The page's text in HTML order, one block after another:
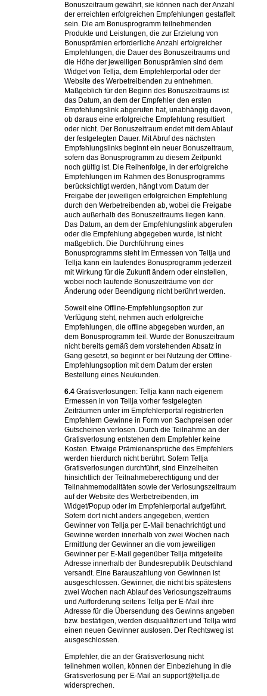
Bonuszeitraum gewährt, sie können nach der Anzahl
der erreichten erfolgreichen Empfehlungen gestaffelt
sein. Die am Bonusprogramm teilnehmenden
Produkte und Leistungen, die zur Erzielung von
Bonusprämien erforderliche Anzahl erfolgreicher
Empfehlungen, die Dauer des Bonuszeitraums und
die Höhe der jeweiligen Bonusprämien sind dem
Widget von Tellja, dem Empfehlerportal oder der
Website des Werbetreibenden zu entnehmen.
Maßgeblich für den Beginn des Bonuszeitraums ist
das Datum, an dem der Empfehler den ersten
Empfehlungslink abgerufen hat, unabhängig davon,
ob daraus eine erfolgreiche Empfehlung resultiert
oder nicht. Der Bonuszeitraum endet mit dem Ablauf
der festgelegten Dauer. Mit Abruf des nächsten
Empfehlungslinks beginnt ein neuer Bonuszeitraum,
sofern das Bonusprogramm zu diesem Zeitpunkt
noch gültig ist. Die Reihenfolge, in der erfolgreiche
Empfehlungen im Rahmen des Bonusprogramms
berücksichtigt werden, hängt vom Datum der
Freigabe der jeweiligen erfolgreichen Empfehlung
durch den Werbetreibenden ab, wobei die Freigabe
auch außerhalb des Bonuszeitraums liegen kann.
Das Datum, an dem der Empfehlungslink abgerufen
oder die Empfehlung abgegeben wurde, ist nicht
maßgeblich. Die Durchführung eines
Bonusprogramms steht im Ermessen von Tellja und
Tellja kann ein laufendes Bonusprogramm jederzeit
mit Wirkung für die Zukunft ändern oder einstellen,
wobei noch laufende Bonuszeiträume von der
Änderung oder Beendigung nicht berührt werden.
Soweit eine Offline-Empfehlungsoption zur
Verfügung steht, nehmen auch erfolgreiche
Empfehlungen, die offline abgegeben wurden, an
dem Bonusprogramm teil. Wurde der Bonuszeitraum
nicht bereits gemäß dem vorstehenden Absatz in
Gang gesetzt, so beginnt er bei Nutzung der Offline-
Empfehlungsoption mit dem Datum der ersten
Bestellung eines Neukunden.
6.4 Gratisverlosungen: Tellja kann nach eigenem
Ermessen in von Tellja vorher festgelegten
Zeiträumen unter im Empfehlerportal registrierten
Empfehlern Gewinne in Form von Sachpreisen oder
Gutscheinen verlosen. Durch die Teilnahme an der
Gratisverlosung entstehen dem Empfehler keine
Kosten. Etwaige Prämienansprüche des Empfehlers
werden hierdurch nicht berührt. Sofern Tellja
Gratisverlosungen durchführt, sind Einzelheiten
hinsichtlich der Teilnahmeberechtigung und der
Teilnahmemodalitäten sowie der Verlosungszeitraum
auf der Website des Werbetreibenden, im
Widget/Popup oder im Empfehlerportal aufgeführt.
Sofern dort nicht anders angegeben, werden
Gewinner von Tellja per E-Mail benachrichtigt und
Gewinne werden innerhalb von zwei Wochen nach
Ermittlung der Gewinner an die vom jeweiligen
Gewinner per E-Mail gegenüber Tellja mitgeteilte
Adresse innerhalb der Bundesrepublik Deutschland
versandt. Eine Barauszahlung von Gewinnen ist
ausgeschlossen. Gewinner, die nicht bis spätestens
zwei Wochen nach Ablauf des Verlosungszeitraums
und Aufforderung seitens Tellja per E-Mail ihre
Adresse für die Übersendung des Gewinns angeben
bzw. bestätigen, werden disqualifiziert und Tellja wird
einen neuen Gewinner auslosen. Der Rechtsweg ist
ausgeschlossen.
Empfehler, die an der Gratisverlosung nicht
teilnehmen wollen, können der Einbeziehung in die
Gratisverlosung per E-Mail an support@tellja.de
widersprechen.